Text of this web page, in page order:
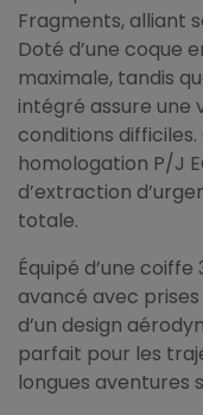
Fragments, alliant
Doté d’une coque
maximale, tandis
intégré assure une
conditions
homologation P/J
d’extraction
totale.
Équipé d’une
avancé avec
d’un design
parfait pour les
longues aventures